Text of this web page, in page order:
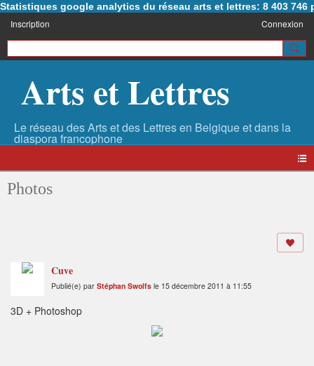
Statistiques google analytics du réseau arts et lettres: 8 403 746
Inscription Connexion
Arts et Lettres
Photos
Cuve
Publié(e) par Stéphan Swolfs le 15 décembre 2011 à 11:55
3D + Photoshop